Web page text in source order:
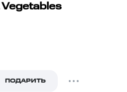
ПОДАРИТЬ